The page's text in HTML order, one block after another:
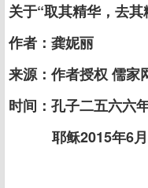
关于“取其精华，去其
作者：龚妮丽
来源：作者授权 儒家
时间：孔子二五六六
耶稣2015年6月